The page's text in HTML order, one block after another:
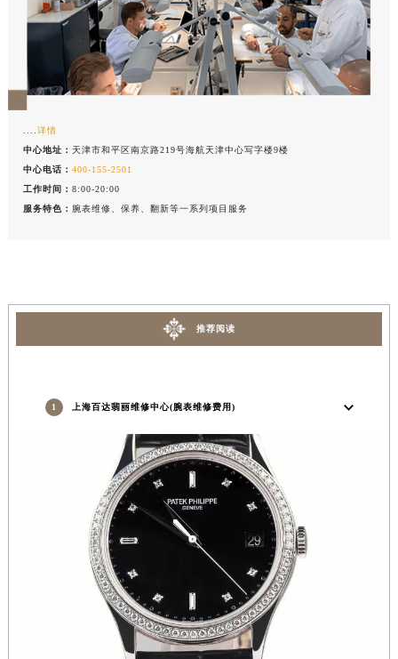
....详情
中心地址：天津市和平区南京路219号海航天津中心写字楼9楼
中心电话：400-155-2501
工作时间：8:00-20:00
服务特色： 腕表维修、保养、翻新等一系列项目服务
推荐阅读
1 上海百达翡丽维修中心(腕表维修费用)